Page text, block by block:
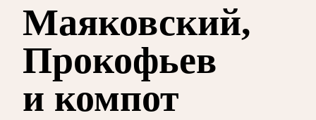
Маяковский,
Прокофьев
и компот